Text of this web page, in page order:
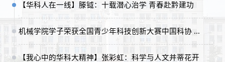
第815期
第814期
第813期
【华科人在一线】滕钺：十载潜心治学 青春赴黔建功
机械学院学子荣获全国青少年科技创新大赛中国科协 ...
【我心中的华科大精神】张彩虹：科学与人文并蒂花开